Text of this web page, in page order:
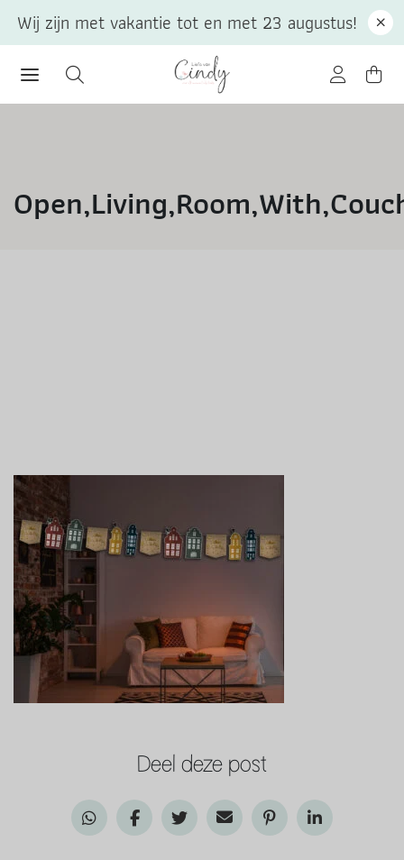
Deel deze post
Wij zijn met vakantie tot en met 23 augustus!